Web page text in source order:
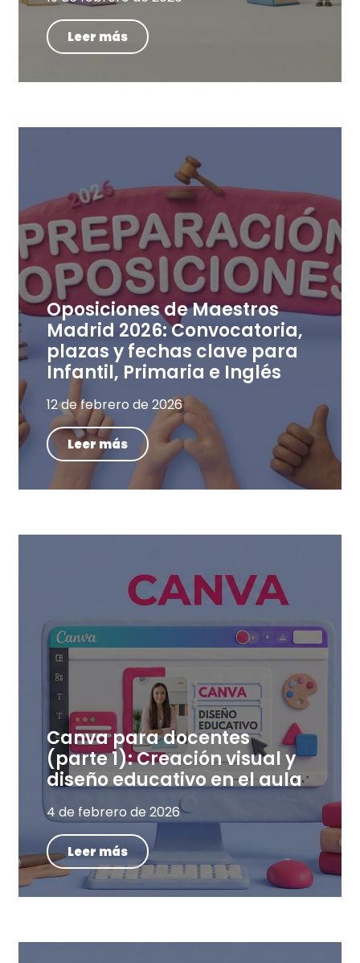
Leer más
Oposiciones de Maestros
Madrid 2026: Convocatoria,
plazas y fechas clave para
Infantil, Primaria e Inglés
12 de febrero de 2026
Leer más
Canva para docentes
(parte 1): Creación visual y
diseño educativo en el aula
4 de febrero de 2026
Leer más